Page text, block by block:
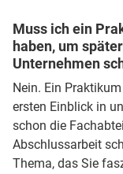
Muss ich ein
haben, um
Unternehmen
Nein. Ein
ersten Einblick in
schon die
Abschlussarbeit
Thema, das Sie